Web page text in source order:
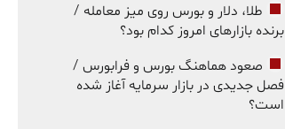
طلا، دلار و بورس روی میز معامله /
برنده بازارهای امروز کدام بود؟
صعود هماهنگ بورس و فرابورس /
فصل جدیدی در بازار سرمایه آغاز شده
است؟